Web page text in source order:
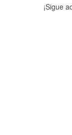
¡Sigue